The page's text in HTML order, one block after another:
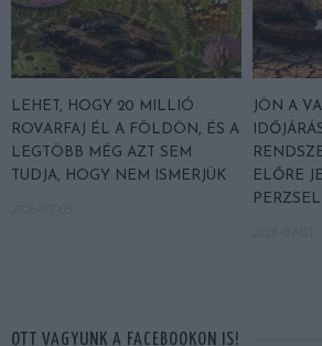
LEHET, HOGY 20 MILLIÓ
ROVARFAJ ÉL A FÖLDÖN, ÉS A
LEGTÖBB MÉG AZT SEM
TUDJA, HOGY NEM ISMERJÜK
JÖN A
ELŐRE
OTT VAGYUNK A FACEBOOKON IS!